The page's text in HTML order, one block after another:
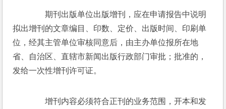
期刊出版单位出版增刊，应在申请报告中说明
拟出增刊的文章编目、印数、定价、出版时间、印刷单
位，经其主管单位审核同意后，由主办单位报所在地
省、自治区、直辖市新闻出版行政部门审批；批准的，
发给一次性增刊许可证。
增刊内容必须符合正刊的业务范围，开本和发